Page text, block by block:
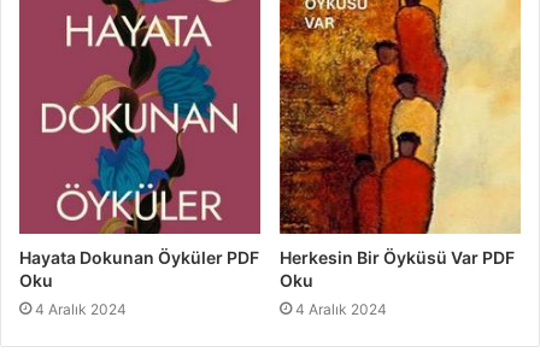
Hayata Dokunan Öyküler PDF
Oku
4 Aralık 2024
Herkesin Bir Öyküsü Var PDF
Oku
4 Aralık 2024